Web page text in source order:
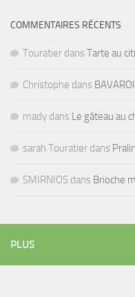
COMMENTAIRES RÉCENTS
Touratier dans Tarte au
Christophe dans
mady dans Le gâteau au
sarah Touratier dans
SMIRNIOS dans Brioche
PLUS